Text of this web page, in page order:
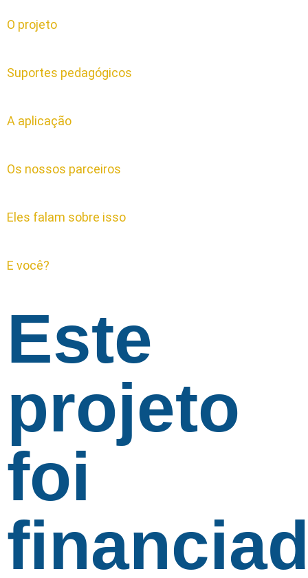
O projeto
Suportes pedagógicos
A aplicação
Os nossos parceiros
Eles falam sobre isso
E você?
Este
projeto
foi